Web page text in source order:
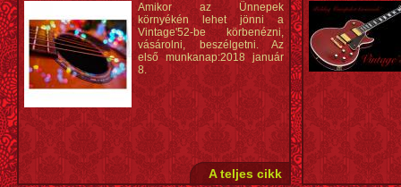
Amikor az Ünnepek
környékén lehet jönni a
Vintage'52-be körbenézni,
vásárolni, beszélgetni. Az
első munkanap:2018 január
8.
A teljes cikk